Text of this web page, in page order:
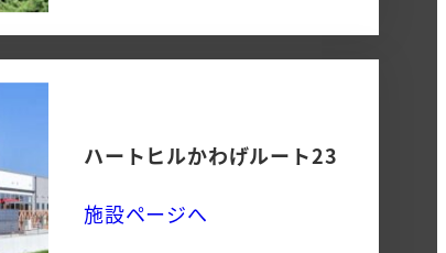
ハートヒルかわげルート23
施設ページへ